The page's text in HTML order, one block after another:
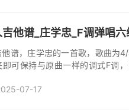
他谱_庄学忠_F调弹唱
谱，庄学忠的一首歌，歌曲为
即可保持与原曲一样的调式F调
学忠演唱的一首经典歌曲。本吉
07-17